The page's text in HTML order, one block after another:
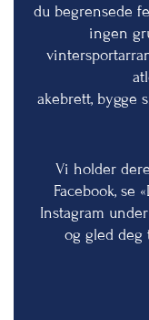
du begrensede
ingen
akebrett, bygge
Vi holder
Facebook, se
Instagram
og gled deg